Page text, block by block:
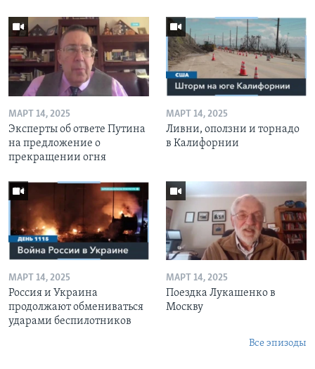
МАРТ 14, 2025
Эксперты об ответе Путина
на предложение о
прекращении огня
МАРТ 14, 2025
Ливни, оползни и торнадо
в Калифорнии
МАРТ 14, 2025
Россия и Украина
продолжают обмениваться
ударами беспилотников
МАРТ 14, 2025
Поездка Лукашенко в
Москву
Все эпизоды